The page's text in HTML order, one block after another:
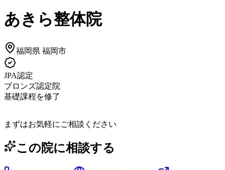
あきら整体院
福岡県 福岡市
JPA認定
ブロンズ認定院
基礎課程を修了
まずはお気軽にご相談ください
この院に相談する